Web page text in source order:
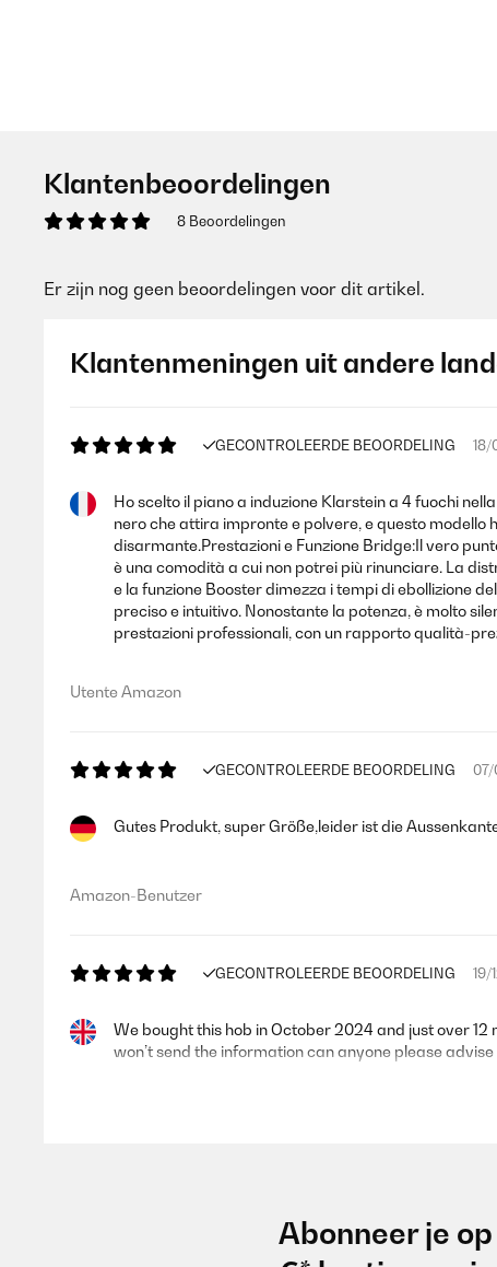
Klantenbeoordelingen
8 Beoordelingen
Er zijn nog geen beoordelingen voor dit artikel.
Klantenmeningen uit andere
GECONTROLEERDE BEOORDELING 18/
Ho scelto il piano a induzione Klarstein a 4 fuochi
nero che attira impronte e polvere, e questo
disarmante.Prestazioni e Funzione Bridge:Il vero
è una comodità a cui non potrei più rinunciare. La
e la funzione Booster dimezza i tempi di ebollizione
preciso e intuitivo. Nonostante la potenza, è molto
prestazioni professionali, con un rapporto qualità-
Utente Amazon
GECONTROLEERDE BEOORDELING 07/
Gutes Produkt, super Größe,leider ist die
Amazon-Benutzer
GECONTROLEERDE BEOORDELING 19/
We bought this hob in October 2024 and just over
won’t send the information can anyone please advise
Abonneer je